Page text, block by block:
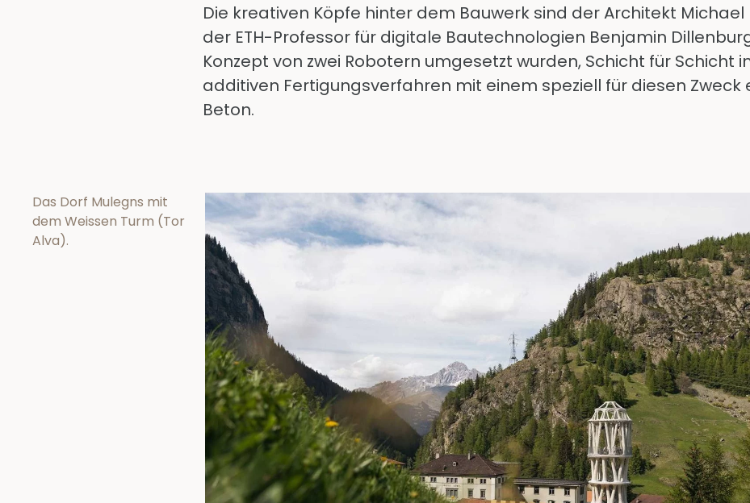
Die kreativen Köpfe hinter dem Bauwerk sind der Architekt
der ETH-Professor für digitale Bautechnologien Benjamin
Konzept von zwei Robotern umgesetzt wurden, Schicht für Schicht
additiven Fertigungsverfahren mit einem speziell für diesen Zweck
Beton.
Das Dorf Mulegns mit
dem Weissen Turm (Tor
Alva).